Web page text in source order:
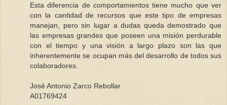
Esta diferencia de comportamientos tiene mucho que ver
con la cantidad de recursos que este tipo de empresas
manejan, pero sin lugar a dudas queda demostrado que
las empresas grandes que poseen una misión perdurable
con el tiempo y una visión a largo plazo son las que
inherentemente se ocupan más del desarrollo de todos sus
colaboradores.
José Antonio Zarco Rebollar
A01769424